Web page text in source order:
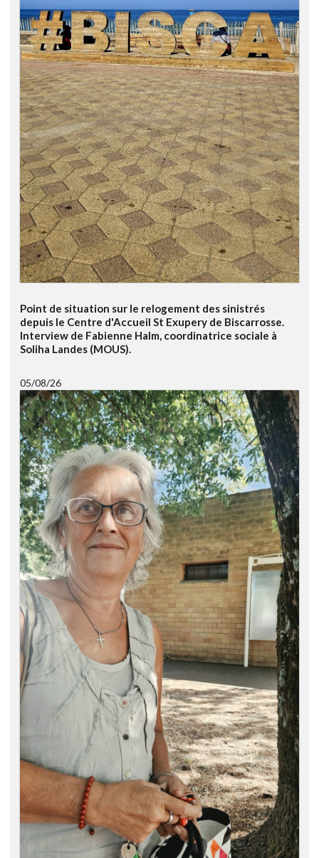
Point de situation sur le relogement des sinistrés
depuis le Centre d'Accueil St Exupery de Biscarrosse.
Interview de Fabienne Halm, coordinatrice sociale à
Soliha Landes (MOUS).
05/08/26